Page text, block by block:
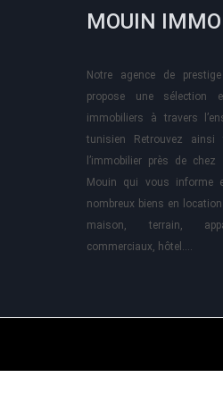
MOUIN
Notre agence de
propose une sélection
immobiliers à travers
tunisien Retrouvez ainsi
l’immobilier près de
Mouin qui vous informe
nombreux biens en
maison, terrain,
commerciaux, hôtel….